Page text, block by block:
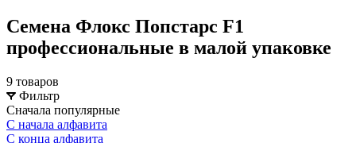
Семена Флокс Попстарс F1
профессиональные в малой упаковке
9 товаров
Фильтр
Сначала популярные
С начала алфавита
С конца алфавита